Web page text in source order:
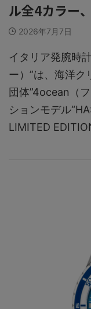
ル全4カラー
2026年7月7日
イタリア発腕時
ー）”は、海洋ク
団体”4ocean（
ションモデル
LIMITED